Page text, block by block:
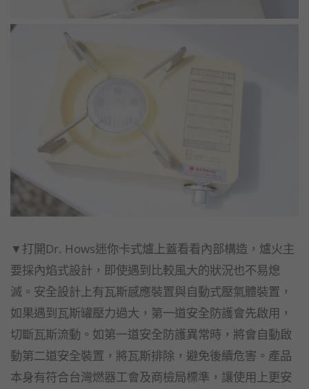
▼打開Dr. Hows迷你卡式爐上蓋看看內部構造，爐火主
要採內焰式設計，即使遇到比較風大的狀況也不易熄
滅。安全設計上有瓦斯感應裝置與自動式壓氣體裝置，
如果遇到瓦斯罐壓力過大，第一道安全防護會先啟用，
切斷瓦斯流動。如第一道安全防護異常時，將會自動啟
動第二道安全裝置，將瓦斯排除，避免後續危害。產品
本身有符合台灣燃器工會及商檢局標準，讓使用上更安